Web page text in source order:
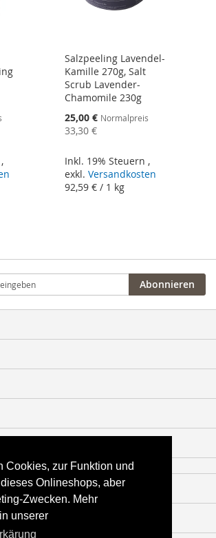
Cookies, zur Funktion und
Onlineshops, aber
Zwecken. Mehr
unserer
,
Salzpeeling Lavendel-
Kamille 270g, Salt
Scrub Lavender-
Chamomile 230g
Sonderangebot
25,00 € Normalpreis
33,30 €
Inkl. 19% Steuern ,
exkl.Versandkosten
92,59 € / 1 kg
Abonnieren